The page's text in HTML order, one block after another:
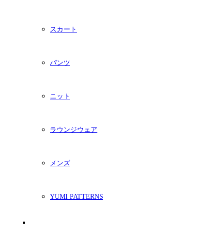
スカート
パンツ
ニット
ラウンジウェア
メンズ
YUMI PATTERNS